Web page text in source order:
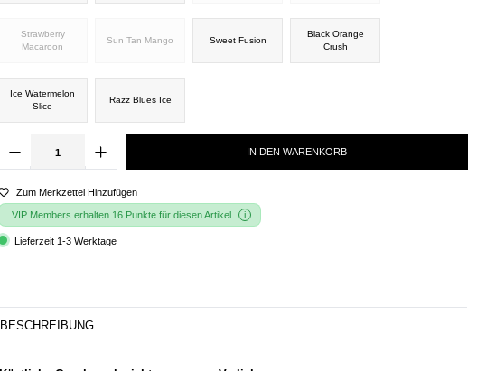
Strawberry
Macaroon
Sun Tan Mango Sweet Fusion
Black Orange
Crush
Ice Watermelon
Slice
Razz Blues Ice
IN DEN WARENKORB
Zum Merkzettel Hinzufügen
VIP Members erhalten 16 Punkte für diesen Artikel
Lieferzeit 1-3 Werktage
BESCHREIBUNG